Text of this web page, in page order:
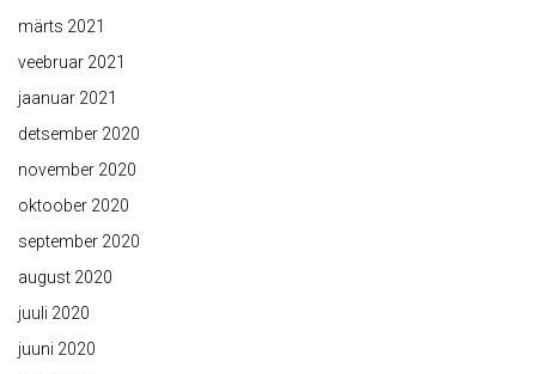
märts 2021
veebruar 2021
jaanuar 2021
detsember 2020
november 2020
oktoober 2020
september 2020
august 2020
juuli 2020
juuni 2020